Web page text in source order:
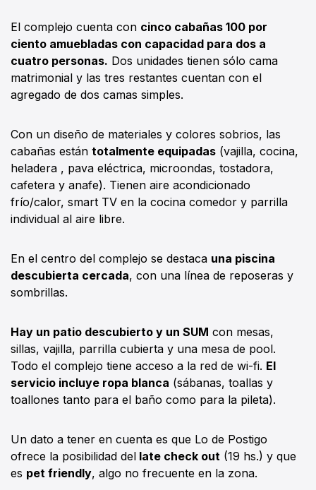
El complejo cuenta con cinco cabañas 100 por
ciento amuebladas con capacidad para dos a
cuatro personas. Dos unidades tienen sólo cama
matrimonial y las tres restantes cuentan con el
agregado de dos camas simples.
Con un diseño de materiales y colores sobrios, las
cabañas están totalmente equipadas (vajilla, cocina,
heladera , pava eléctrica, microondas, tostadora,
cafetera y anafe). Tienen aire acondicionado
frío/calor, smart TV en la cocina comedor y parrilla
individual al aire libre.
En el centro del complejo se destaca una piscina
descubierta cercada, con una línea de reposeras y
sombrillas.
Hay un patio descubierto y un SUM con mesas,
sillas, vajilla, parrilla cubierta y una mesa de pool.
Todo el complejo tiene acceso a la red de wi-fi. El
servicio incluye ropa blanca (sábanas, toallas y
toallones tanto para el baño como para la pileta).
Un dato a tener en cuenta es que Lo de Postigo
ofrece la posibilidad del late check out (19 hs.) y que
es pet friendly, algo no frecuente en la zona.